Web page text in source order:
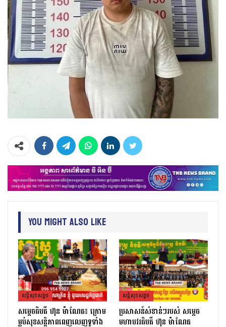
You Might Also Like
សន្តិសុខសង្គម
សម្ដេចធិបតី ហ៊ុន ម៉ាណែត៖ ក្រោម
ម្លប់សុខសន្តិភាពពេញលេញទូទាំង
សន្តិសុខសង្គម
ប្រសាសន៍សំខាន់ៗរបស់ សម្តេច
មហាបវរធិបតី ហ៊ុន ម៉ាណែត